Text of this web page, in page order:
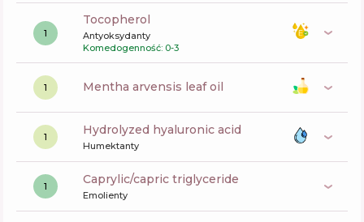
1
tocopherol
Antyoksydanty
Komedogenność: 0-3
1 mentha arvensis leaf oil
1 hydrolyzed hyaluronic acid
Humektanty
1 caprylic/capric triglyceride
Emolienty